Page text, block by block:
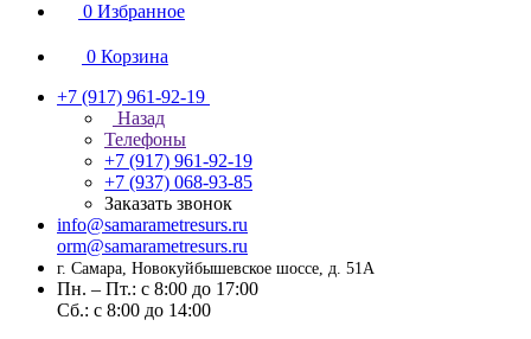
0 Избранное
0 Корзина
+7 (917) 961-92-19
Назад
Телефоны
+7 (917) 961-92-19
+7 (937) 068-93-85
Заказать звонок
info@samarametresurs.ru
orm@samarametresurs.ru
г. Самара, Новокуйбышевское шоссе, д. 51А
Пн. – Пт.: с 8:00 до 17:00
Cб.: с 8:00 до 14:00